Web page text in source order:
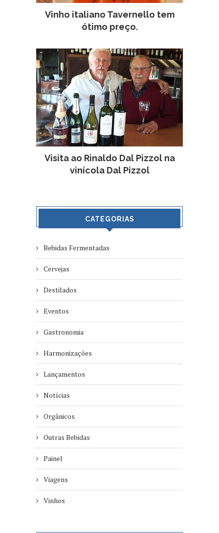
Vinho italiano Tavernello tem
ótimo preço.
Visita ao Rinaldo Dal Pizzol na
vinícola Dal Pizzol
CATEGORIAS
Bebidas Fermentadas
Cervejas
Destilados
Eventos
Gastronomia
Harmonizações
Lançamentos
Notícias
Orgânicos
Outras Bebidas
Painel
Viagens
Vinhos